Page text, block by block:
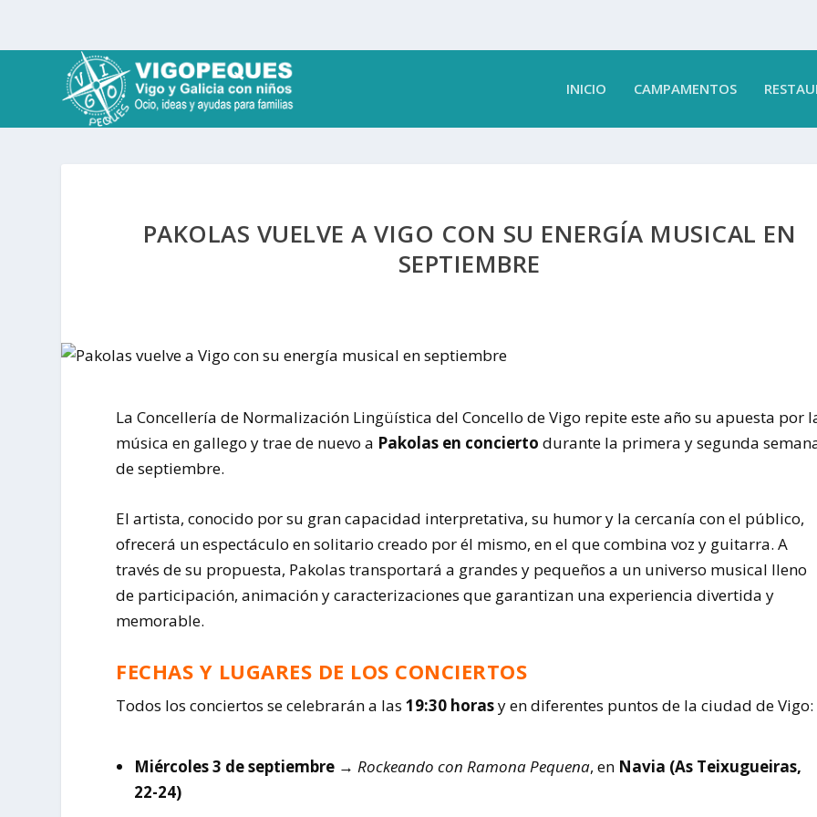
INICIO CAMPAMENTOS
PAKOLAS VUELVE A VIGO CON SU ENERGÍA MUSICAL EN
SEPTIEMBRE
La Concellería de Normalización Lingüística del Concello de Vigo repite este año su apuesta por
música en gallego y trae de nuevo a Pakolas en concierto durante la primera y segunda
de septiembre.
El artista, conocido por su gran capacidad interpretativa, su humor y la cercanía con el público,
ofrecerá un espectáculo en solitario creado por él mismo, en el que combina voz y guitarra. A
través de su propuesta, Pakolas transportará a grandes y pequeños a un universo musical lleno
de participación, animación y caracterizaciones que garantizan una experiencia divertida y
memorable.
FECHAS Y LUGARES DE LOS CONCIERTOS
Todos los conciertos se celebrarán a las19:30 horasy en diferentes puntos de la ciudad de Vigo:
Miércoles 3 de septiembre→ Rockeando con Ramona Pequena, en Navia (As Teixugueiras,
22-24)